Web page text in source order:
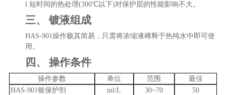
l 短时间的热处理(300℃以下)对保护层的性能影响不大。
三、 镀液组成
HAS-901操作极其简易，只需将浓缩液稀释于热纯水中即可使
用。
四、 操作条件
操作参数 单位 范围
最佳
HAS-901银保护剂 ml/L 30~70
50